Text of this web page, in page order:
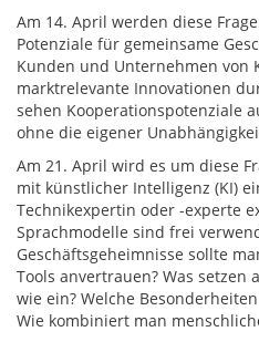
Am 14. April werden diese
Potenziale für gemeinsame
Kunden und Unternehmen von
marktrelevante Innovationen
sehen Kooperationspotenziale
ohne die eigener
Am 21. April wird es um diese
mit künstlicher Intelligenz (KI)
Technikexpertin oder -experte
Sprachmodelle sind frei
Geschäftsgeheimnisse sollte
Tools anvertrauen? Was
wie ein? Welche
Wie kombiniert man